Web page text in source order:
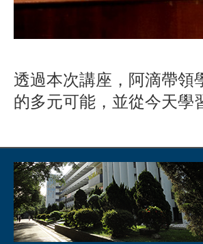
透過本次講座 ， 阿滴帶領
的多元可能，並從今天學